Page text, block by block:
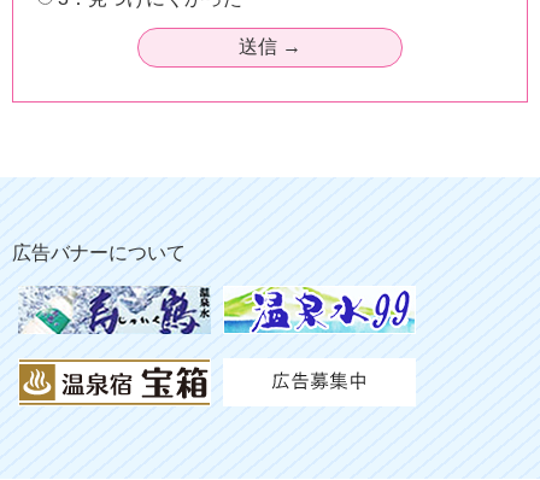
広告バナーについて